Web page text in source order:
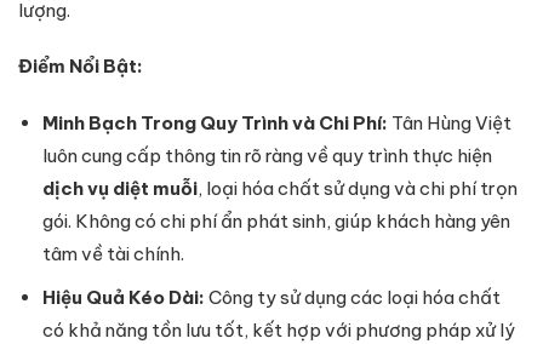
lượng.
Điểm Nổi Bật:
Minh Bạch Trong Quy Trình và Chi Phí: Tân Hùng Việt
luôn cung cấp thông tin rõ ràng về quy trình thực hiện
dịch vụ diệt muỗi, loại hóa chất sử dụng và chi phí trọn
gói. Không có chi phí ẩn phát sinh, giúp khách hàng yên
tâm về tài chính.
Hiệu Quả Kéo Dài: Công ty sử dụng các loại hóa chất
có khả năng tồn lưu tốt, kết hợp với phương pháp xử lý